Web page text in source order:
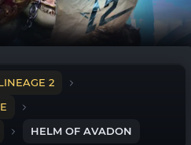
2
HELM OF AVADON